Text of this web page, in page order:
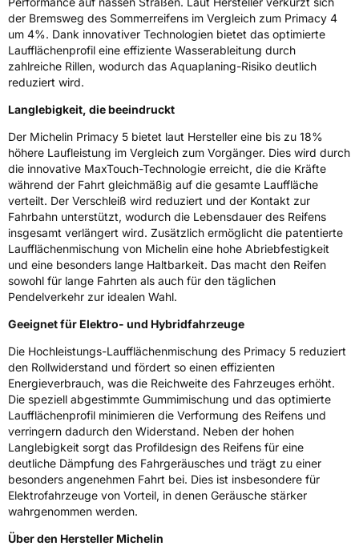
Ferrand Frankreich, contact@tc.michelin.eu
der Bremsweg des Sommerreifens im Vergleich zum Primacy 4
um 4%. Dank innovativer Technologien bietet das optimierte
Laufflächenprofil eine effiziente Wasserableitung durch
zahlreiche Rillen, wodurch das Aquaplaning-Risiko deutlich
reduziert wird.
Langlebigkeit, die beeindruckt
Der Michelin Primacy 5 bietet laut Hersteller eine bis zu 18%
höhere Laufleistung im Vergleich zum Vorgänger. Dies wird durch
die innovative MaxTouch-Technologie erreicht, die die Kräfte
während der Fahrt gleichmäßig auf die gesamte Lauffläche
verteilt. Der Verschleiß wird reduziert und der Kontakt zur
Fahrbahn unterstützt, wodurch die Lebensdauer des Reifens
insgesamt verlängert wird. Zusätzlich ermöglicht die patentierte
Laufflächenmischung von Michelin eine hohe Abriebfestigkeit
und eine besonders lange Haltbarkeit. Das macht den Reifen
sowohl für lange Fahrten als auch für den täglichen
Pendelverkehr zur idealen Wahl.
Geeignet für Elektro- und Hybridfahrzeuge
Die Hochleistungs-Laufflächenmischung des Primacy 5 reduziert
den Rollwiderstand und fördert so einen effizienten
Energieverbrauch, was die Reichweite des Fahrzeuges erhöht.
Die speziell abgestimmte Gummimischung und das optimierte
Laufflächenprofil minimieren die Verformung des Reifens und
verringern dadurch den Widerstand. Neben der hohen
Langlebigkeit sorgt das Profildesign des Reifens für eine
deutliche Dämpfung des Fahrgeräusches und trägt zu einer
besonders angenehmen Fahrt bei. Dies ist insbesondere für
Elektrofahrzeuge von Vorteil, in denen Geräusche stärker
wahrgenommen werden.
Über den Hersteller Michelin